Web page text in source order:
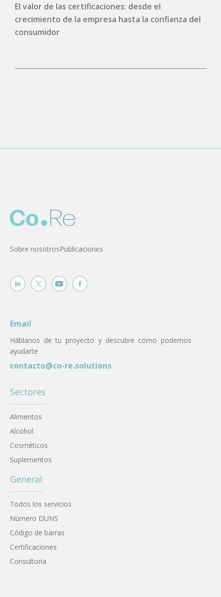
El valor de las certificaciones: desde el
crecimiento de la empresa hasta la confianza del
consumidor
Sobre nosotrosPublicaciones
Email
Háblanos de tu proyecto y descubre cómo podemos
ayudarte
contacto@co-re.solutions
Sectores
Alimentos
Alcohol
Cosméticos
Suplementos
General
Todos los servicios
Número DUNS
Código de barras
Certificaciones
Consultoría